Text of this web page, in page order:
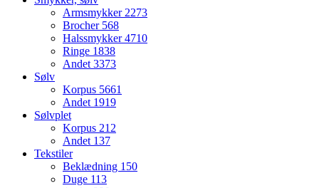
Armsmykker 2273
Brocher 568
Halssmykker4710
Ringe 1838
Andet 3373
Sølv
Korpus 5661
Andet 1919
Sølvplet
Korpus 212
Andet 137
Tekstiler
Beklædning 150
Duge 113